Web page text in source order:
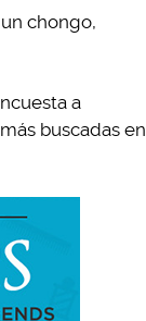
chongo,
a
buscadas en